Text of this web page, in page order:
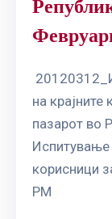
на крајните
пазарот во
Испитување
корисници
РМ